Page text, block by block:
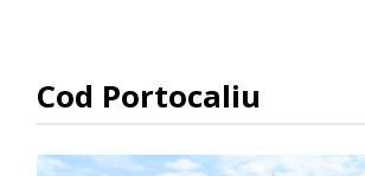
Cod Portocaliu